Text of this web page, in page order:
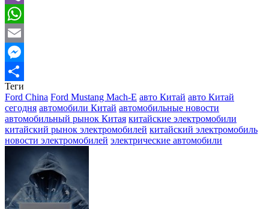
Viber
WhatsApp
Email
Messenger
Отправить
Теги
Ford China Ford Mustang Mach-E авто Китай авто Китай
сегодня автомобили Китай автомобильные новости
автомобильный рынок Китая китайские электромобили
китайский рынок электромобилей китайский электромобиль
новости электромобилей электрические автомобили